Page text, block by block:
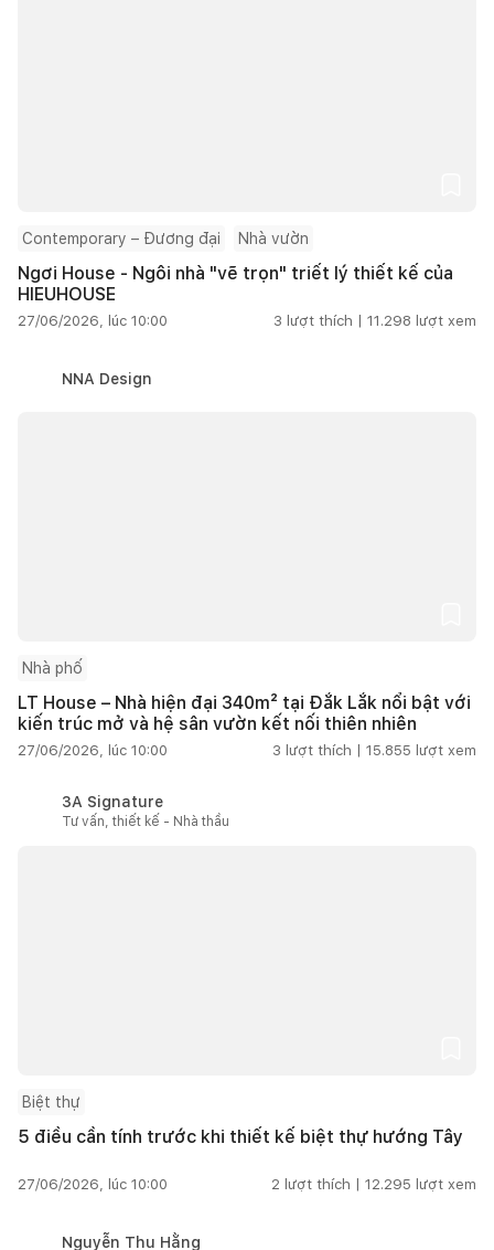
Contemporary – Đương đại Nhà vườn
Ngơi House - Ngôi nhà "vẽ trọn" triết lý thiết kế của
HIEUHOUSE
27/06/2026, lúc 10:00 3 lượt thích | 11.298 lượt xem
NNA Design
Nhà phố
LT House – Nhà hiện đại 340m² tại Đắk Lắk nổi bật với
kiến trúc mở và hệ sân vườn kết nối thiên nhiên
27/06/2026, lúc 10:00 3 lượt thích | 15.855 lượt xem
3A Signature
Tư vấn, thiết kế - Nhà thầu
Biệt thự
5 điều cần tính trước khi thiết kế biệt thự hướng Tây
27/06/2026, lúc 10:00 2 lượt thích | 12.295 lượt xem
Nguyễn Thu Hằng